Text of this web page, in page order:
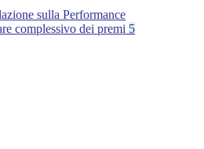
sulla Performance
complessivo dei premi 5